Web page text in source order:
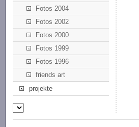
Fotos 2004
Fotos 2002
Fotos 2000
Fotos 1999
Fotos 1996
friends art
projekte